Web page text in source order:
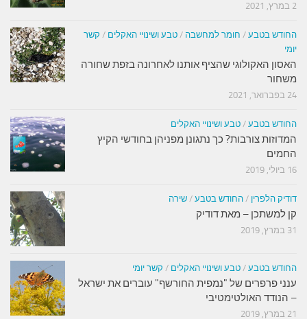
2 במרץ, 2021
החודש בטבע / חומר למחשבה / טבע ושינויי האקלים / קשר
יומי
האסון האקולוגי שהציף אותנו לאחרונה בזפת שחורה
משחור
24 בפברואר, 2021
החודש בטבע / טבע ושינויי האקלים
המדוזות צורבות? כך נתגונן מפניהן בחודשי הקיץ
החמים
16 ביולי, 2019
דודיק הלפרין / החודש בטבע / שירה
קן למשתכן – מאת דודיק
31 במרץ, 2019
החודש בטבע / טבע ושינויי האקלים / קשר יומי
ענני פרפרים של "נמפית החורשף" עוברים את ישראל
– הנודד האולטימטיבי
21 במרץ, 2019